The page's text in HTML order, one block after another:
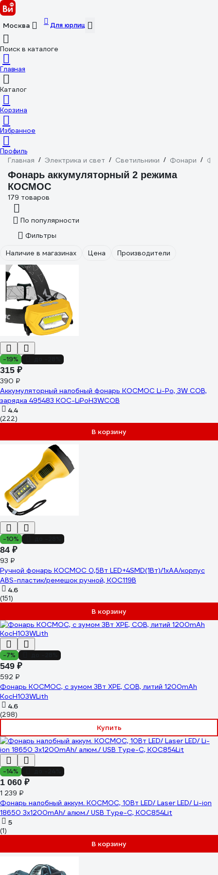
Москва Для юрлиц
Поиск в каталоге
Главная
Каталог
Корзина
Избранное
Профиль
Главная / Электрика и свет / Светильники / Фонари /
Фонарь аккумуляторный 2 режима
КОСМОС
179 товаров
По популярности
Фильтры
Наличие в магазинах
Цена Производители
-19%
315 ₽
390 ₽
Аккумуляторный налобный фонарь КОСМОС Li-Po, 3W COB,
зарядка 495483 KOC-LiPoH3WCOB
4.4
(222)
В корзину
-10%
84 ₽
93 ₽
Ручной фонарь КОСМОС 0,5Вт LED+4SMD(1Вт)/1xAA/корпус
ABS-пластик/ремешок ручной, KOC119B
4.6
(151)
В корзину
-7%
549 ₽
592 ₽
Фонарь КОСМОС, с зумом 3Вт ХРЕ, СОВ, литий 1200mAh
KocH103WLith
4.6
(298)
Купить
-14%
1 060 ₽
1 239 ₽
Фонарь налобный аккум. КОСМОС, 10Вт LED/ Laser LED/ Li-ion
18650 3x1200mAh/ алюм./ USB Type-C, KOC854Lit
5
(1)
В корзину